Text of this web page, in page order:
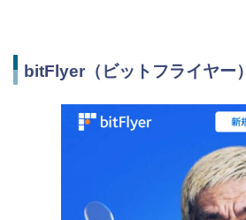
bitFlyer（ビットフライヤー）